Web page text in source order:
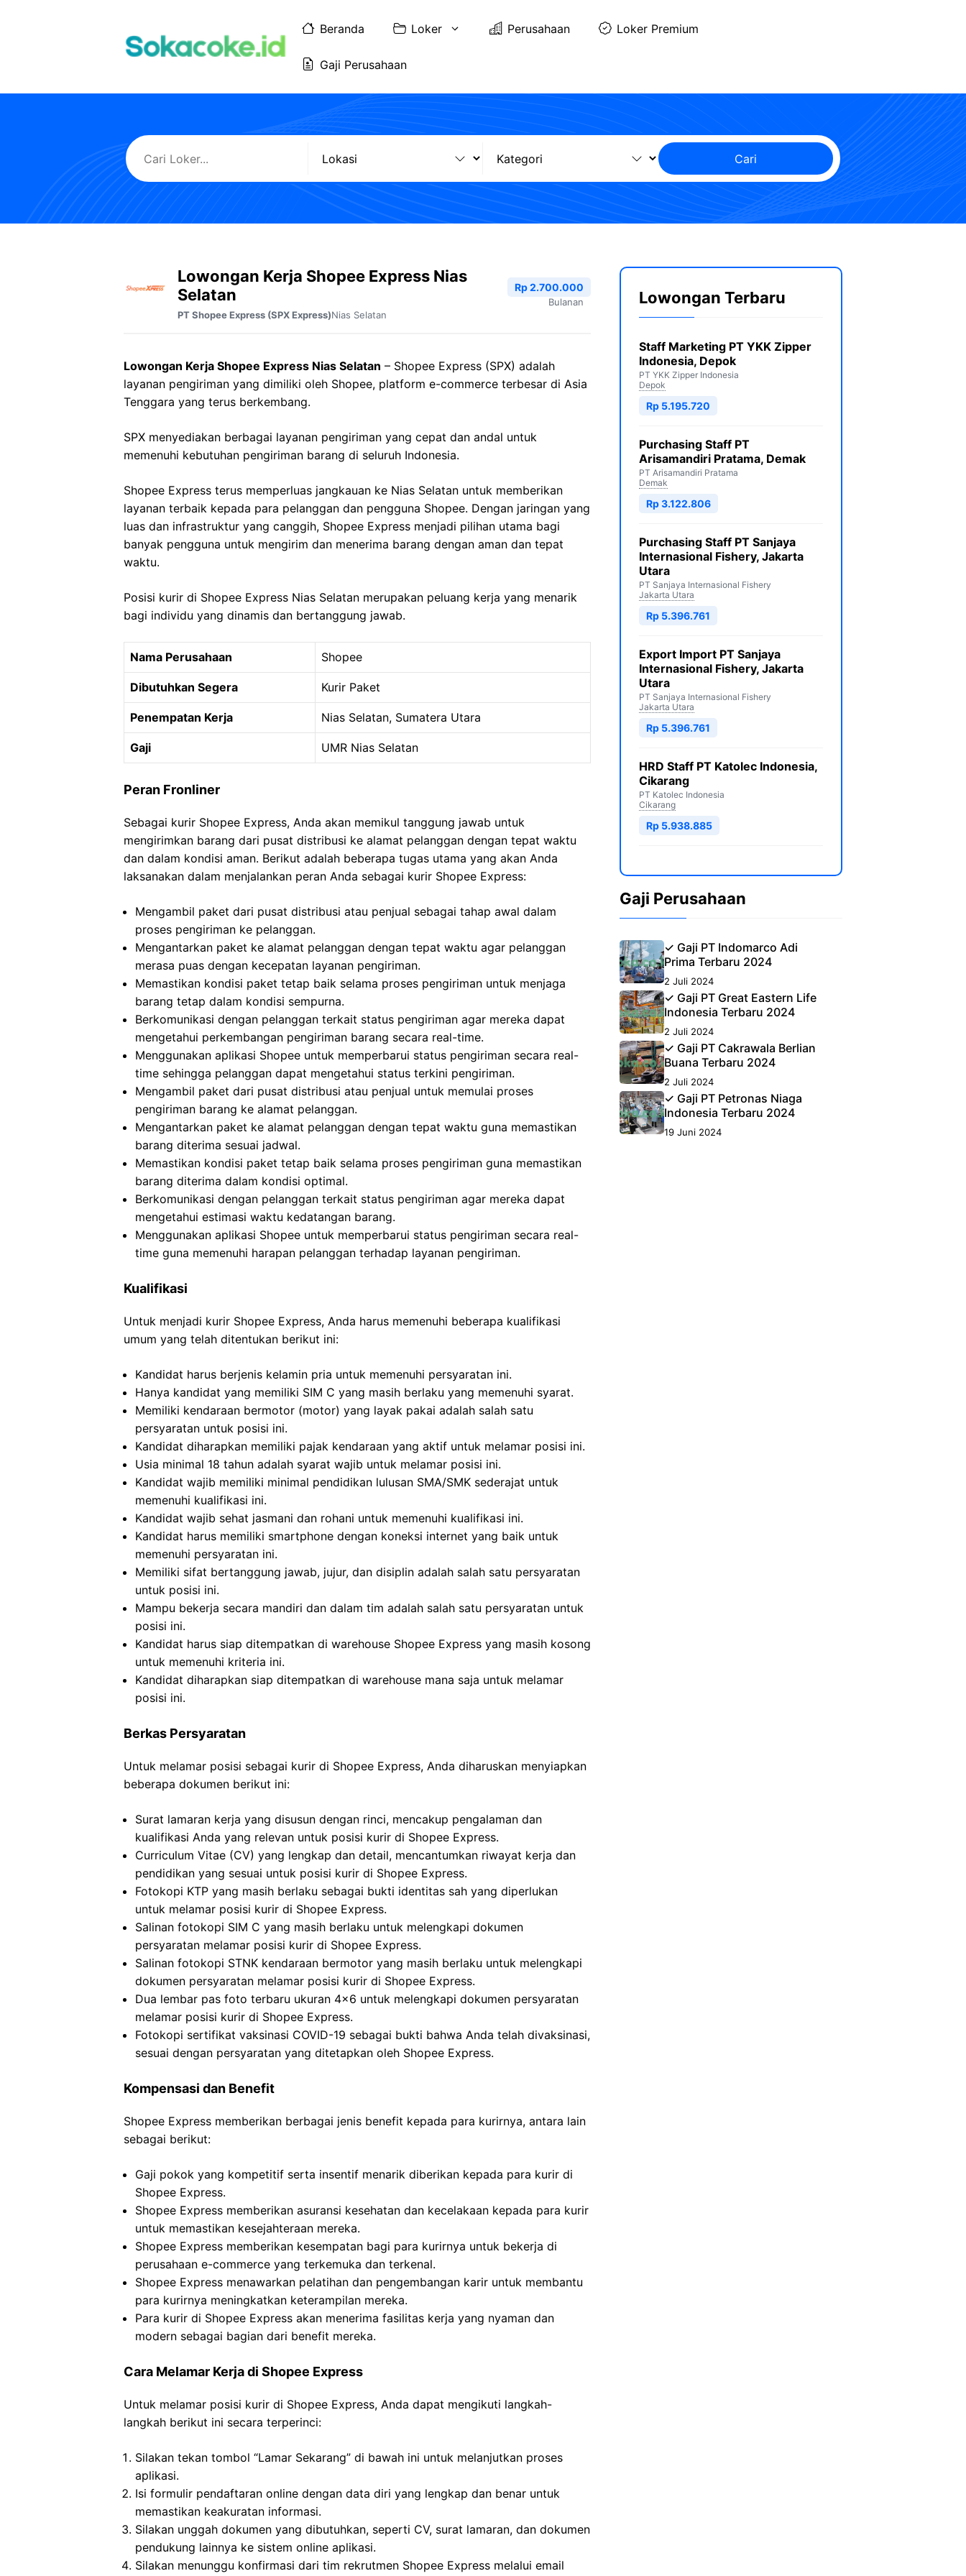
Beranda Loker Perusahaan Loker Premium
Gaji Perusahaan
Cari
Lowongan Kerja Shopee Express Nias
Selatan
PT Shopee Express (SPX Express)Nias Selatan
Rp 2.700.000
Bulanan
Lowongan Kerja Shopee Express Nias Selatan – Shopee Express (SPX) adalah
layanan pengiriman yang dimiliki oleh Shopee, platform e-commerce terbesar di Asia
Tenggara yang terus berkembang.
SPX menyediakan berbagai layanan pengiriman yang cepat dan andal untuk
memenuhi kebutuhan pengiriman barang di seluruh Indonesia.
Shopee Express terus memperluas jangkauan ke Nias Selatan untuk memberikan
layanan terbaik kepada para pelanggan dan pengguna Shopee. Dengan jaringan yang
luas dan infrastruktur yang canggih, Shopee Express menjadi pilihan utama bagi
banyak pengguna untuk mengirim dan menerima barang dengan aman dan tepat
waktu.
Posisi kurir di Shopee Express Nias Selatan merupakan peluang kerja yang menarik
bagi individu yang dinamis dan bertanggung jawab.
Nama Perusahaan Shopee
Dibutuhkan Segera Kurir Paket
Penempatan Kerja Nias Selatan, Sumatera Utara
Gaji UMR Nias Selatan
Peran Fronliner
Sebagai kurir Shopee Express, Anda akan memikul tanggung jawab untuk
mengirimkan barang dari pusat distribusi ke alamat pelanggan dengan tepat waktu
dan dalam kondisi aman. Berikut adalah beberapa tugas utama yang akan Anda
laksanakan dalam menjalankan peran Anda sebagai kurir Shopee Express:
Mengambil paket dari pusat distribusi atau penjual sebagai tahap awal dalam
proses pengiriman ke pelanggan.
Mengantarkan paket ke alamat pelanggan dengan tepat waktu agar pelanggan
merasa puas dengan kecepatan layanan pengiriman.
Memastikan kondisi paket tetap baik selama proses pengiriman untuk menjaga
barang tetap dalam kondisi sempurna.
Berkomunikasi dengan pelanggan terkait status pengiriman agar mereka dapat
mengetahui perkembangan pengiriman barang secara real-time.
Menggunakan aplikasi Shopee untuk memperbarui status pengiriman secara real-
time sehingga pelanggan dapat mengetahui status terkini pengiriman.
Mengambil paket dari pusat distribusi atau penjual untuk memulai proses
pengiriman barang ke alamat pelanggan.
Mengantarkan paket ke alamat pelanggan dengan tepat waktu guna memastikan
barang diterima sesuai jadwal.
Memastikan kondisi paket tetap baik selama proses pengiriman guna memastikan
barang diterima dalam kondisi optimal.
Berkomunikasi dengan pelanggan terkait status pengiriman agar mereka dapat
mengetahui estimasi waktu kedatangan barang.
Menggunakan aplikasi Shopee untuk memperbarui status pengiriman secara real-
time guna memenuhi harapan pelanggan terhadap layanan pengiriman.
Kualifikasi
Untuk menjadi kurir Shopee Express, Anda harus memenuhi beberapa kualifikasi
umum yang telah ditentukan berikut ini:
Kandidat harus berjenis kelamin pria untuk memenuhi persyaratan ini.
Hanya kandidat yang memiliki SIM C yang masih berlaku yang memenuhi syarat.
Memiliki kendaraan bermotor (motor) yang layak pakai adalah salah satu
persyaratan untuk posisi ini.
Kandidat diharapkan memiliki pajak kendaraan yang aktif untuk melamar posisi ini.
Usia minimal 18 tahun adalah syarat wajib untuk melamar posisi ini.
Kandidat wajib memiliki minimal pendidikan lulusan SMA/SMK sederajat untuk
memenuhi kualifikasi ini.
Kandidat wajib sehat jasmani dan rohani untuk memenuhi kualifikasi ini.
Kandidat harus memiliki smartphone dengan koneksi internet yang baik untuk
memenuhi persyaratan ini.
Memiliki sifat bertanggung jawab, jujur, dan disiplin adalah salah satu persyaratan
untuk posisi ini.
Mampu bekerja secara mandiri dan dalam tim adalah salah satu persyaratan untuk
posisi ini.
Kandidat harus siap ditempatkan di warehouse Shopee Express yang masih kosong
untuk memenuhi kriteria ini.
Kandidat diharapkan siap ditempatkan di warehouse mana saja untuk melamar
posisi ini.
Berkas Persyaratan
Untuk melamar posisi sebagai kurir di Shopee Express, Anda diharuskan menyiapkan
beberapa dokumen berikut ini:
Surat lamaran kerja yang disusun dengan rinci, mencakup pengalaman dan
kualifikasi Anda yang relevan untuk posisi kurir di Shopee Express.
Curriculum Vitae (CV) yang lengkap dan detail, mencantumkan riwayat kerja dan
pendidikan yang sesuai untuk posisi kurir di Shopee Express.
Fotokopi KTP yang masih berlaku sebagai bukti identitas sah yang diperlukan
untuk melamar posisi kurir di Shopee Express.
Salinan fotokopi SIM C yang masih berlaku untuk melengkapi dokumen
persyaratan melamar posisi kurir di Shopee Express.
Salinan fotokopi STNK kendaraan bermotor yang masih berlaku untuk melengkapi
dokumen persyaratan melamar posisi kurir di Shopee Express.
Dua lembar pas foto terbaru ukuran 4×6 untuk melengkapi dokumen persyaratan
melamar posisi kurir di Shopee Express.
Fotokopi sertifikat vaksinasi COVID-19 sebagai bukti bahwa Anda telah divaksinasi,
sesuai dengan persyaratan yang ditetapkan oleh Shopee Express.
Kompensasi dan Benefit
Shopee Express memberikan berbagai jenis benefit kepada para kurirnya, antara lain
sebagai berikut:
Gaji pokok yang kompetitif serta insentif menarik diberikan kepada para kurir di
Shopee Express.
Shopee Express memberikan asuransi kesehatan dan kecelakaan kepada para kurir
untuk memastikan kesejahteraan mereka.
Shopee Express memberikan kesempatan bagi para kurirnya untuk bekerja di
perusahaan e-commerce yang terkemuka dan terkenal.
Shopee Express menawarkan pelatihan dan pengembangan karir untuk membantu
para kurirnya meningkatkan keterampilan mereka.
Para kurir di Shopee Express akan menerima fasilitas kerja yang nyaman dan
modern sebagai bagian dari benefit mereka.
Cara Melamar Kerja di Shopee Express
Untuk melamar posisi kurir di Shopee Express, Anda dapat mengikuti langkah-
langkah berikut ini secara terperinci:
Silakan tekan tombol “Lamar Sekarang” di bawah ini untuk melanjutkan proses
aplikasi.
Isi formulir pendaftaran online dengan data diri yang lengkap dan benar untuk
memastikan keakuratan informasi.
Silakan unggah dokumen yang dibutuhkan, seperti CV, surat lamaran, dan dokumen
pendukung lainnya ke sistem online aplikasi.
Silakan menunggu konfirmasi dari tim rekrutmen Shopee Express melalui email
Lowongan Terbaru
Staff Marketing PT YKK Zipper
Indonesia, Depok
PT YKK Zipper Indonesia
Depok
Rp 5.195.720
Purchasing Staff PT
Arisamandiri Pratama, Demak
PT Arisamandiri Pratama
Demak
Rp 3.122.806
Purchasing Staff PT Sanjaya
Internasional Fishery, Jakarta
Utara
PT Sanjaya Internasional Fishery
Jakarta Utara
Rp 5.396.761
Export Import PT Sanjaya
Internasional Fishery, Jakarta
Utara
PT Sanjaya Internasional Fishery
Jakarta Utara
Rp 5.396.761
HRD Staff PT Katolec Indonesia,
Cikarang
PT Katolec Indonesia
Cikarang
Rp 5.938.885
Gaji Perusahaan
✓ Gaji PT Indomarco Adi
Prima Terbaru 2024
2 Juli 2024
✓ Gaji PT Great Eastern Life
Indonesia Terbaru 2024
2 Juli 2024
✓ Gaji PT Cakrawala Berlian
Buana Terbaru 2024
2 Juli 2024
✓ Gaji PT Petronas Niaga
Indonesia Terbaru 2024
19 Juni 2024